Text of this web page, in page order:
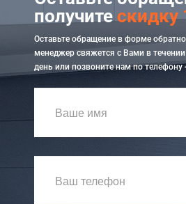
получитескидку
Оставьте обращение в форме
менеджер свяжется с Вами в
день или позвоните нам по телефону